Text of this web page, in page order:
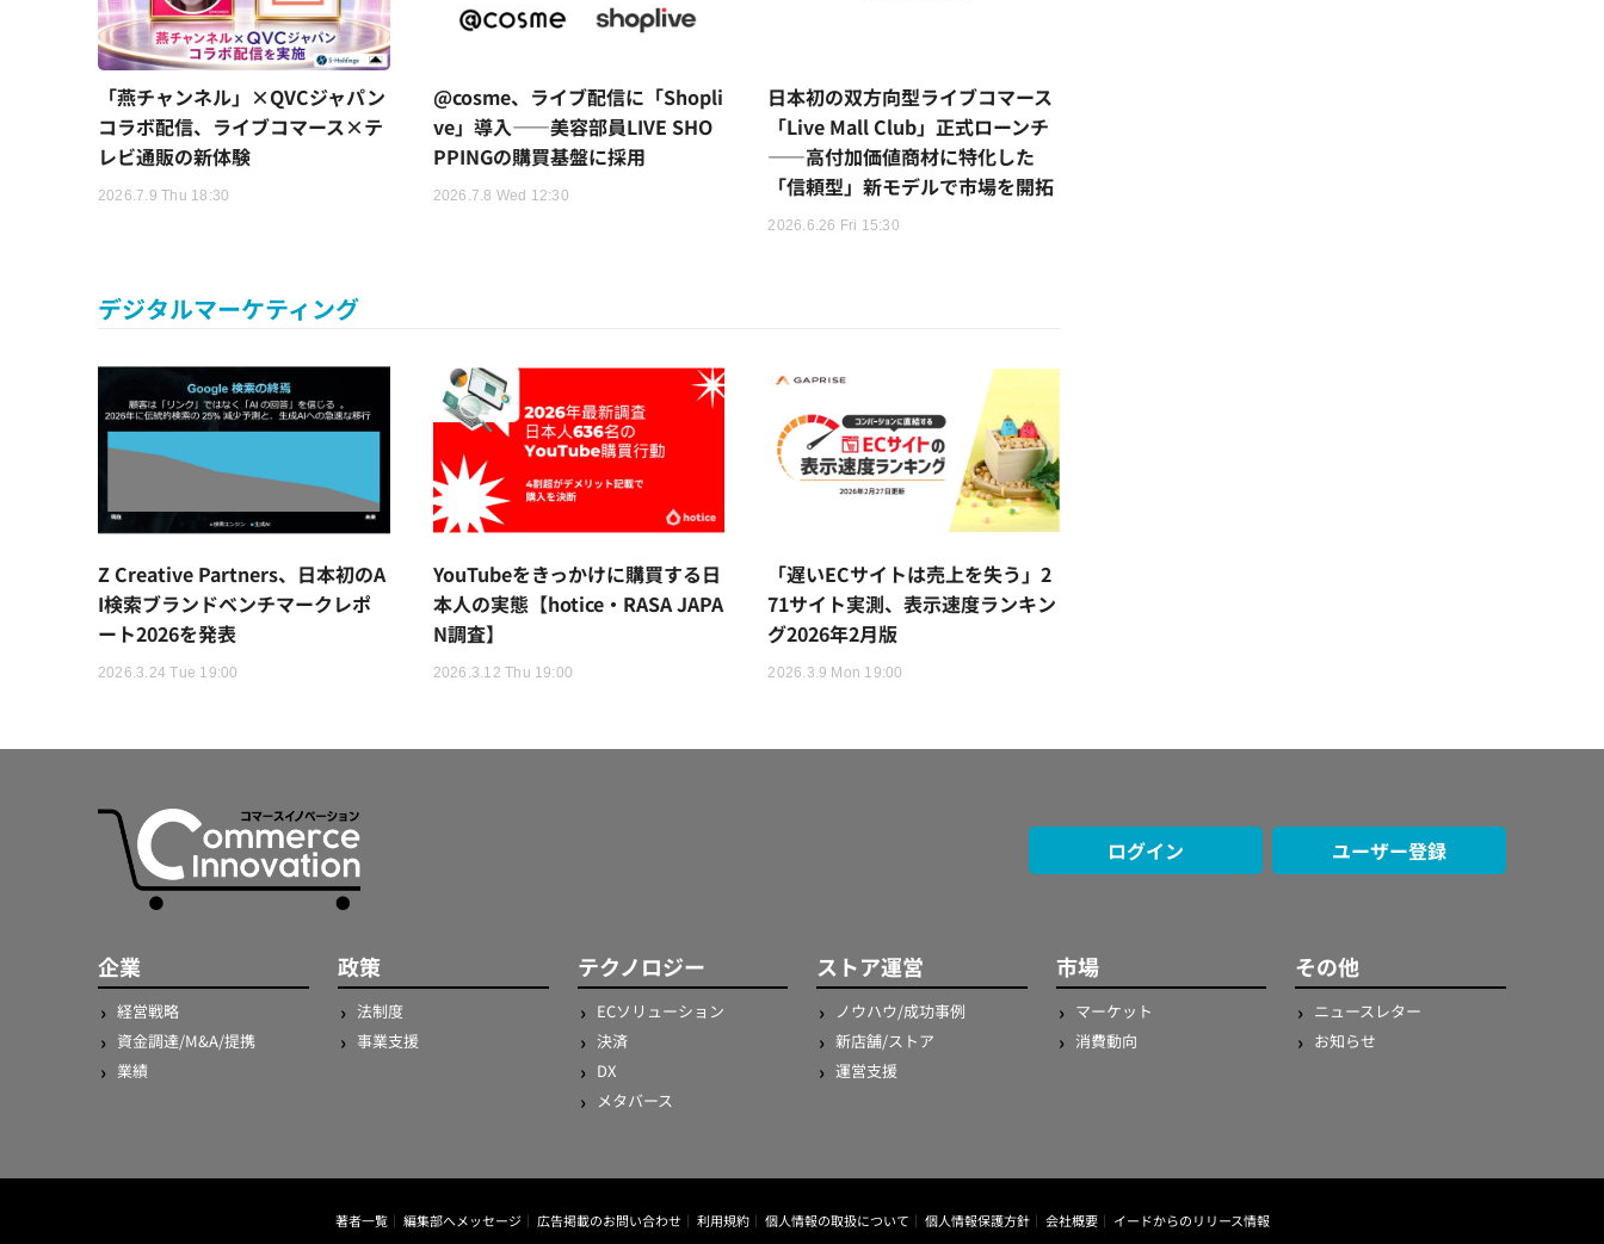
「燕チャンネル」×QVCジャパン
コラボ配信、ライブコマース×テ
レビ通販の新体験
2026.7.9 Thu 18:30
@cosme、ライブ配信に「Shopli
ve」導入——美容部員LIVE SHO
PPINGの購買基盤に採用
2026.7.8 Wed 12:30
日本初の双方向型ライブコマース
「Live Mall Club」正式ローンチ
——高付加価値商材に特化した
「信頼型」新モデルで市場を開拓
2026.6.26 Fri 15:30
デジタルマーケティング
Z Creative Partners、日本初のA
I検索ブランドベンチマークレポ
ート2026を発表
2026.3.24 Tue 19:00
YouTubeをきっかけに購買する日
本人の実態【hotice・RASA JAPA
N調査】
2026.3.12 Thu 19:00
「遅いECサイトは売上を失う」2
71サイト実測、表示速度ランキン
グ2026年2月版
2026.3.9 Mon 19:00
ログイン ユーザー登録
企業
経営戦略
資金調達/M&A/提携
業績
政策
法制度
事業支援
テクノロジー
ECソリューション
決済
DX
メタバース
ストア運営
ノウハウ/成功事例
新店舗/ストア
運営支援
市場
マーケット
消費動向
その他
ニュースレター
お知らせ
著者一覧 編集部へメッセージ 広告掲載のお問い合わせ 利用規約 個人情報の取扱について 個人情報保護方針 会社概要 イードからのリリース情報